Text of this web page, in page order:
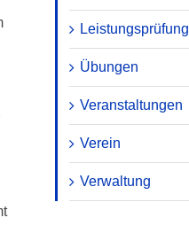
Leistungsprüfung
Übungen
Veranstaltungen
Verein
Verwaltung